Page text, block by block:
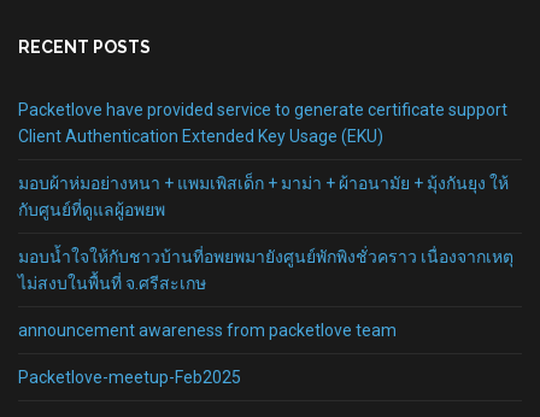
RECENT POSTS
Packetlove have provided service to generate certificate support
Client Authentication Extended Key Usage (EKU)
มอบผ้าห่มอย่างหนา + แพมเพิสเด็ก + มาม่า + ผ้าอนามัย + มุ้งกันยุง ให้
กับศูนย์ที่ดูแลผู้อพยพ
มอบน้ำใจให้กับชาวบ้านที่อพยพมายังศูนย์พักพิงชั่วคราว เนื่องจากเหตุ
ไม่สงบในพื้นที่ จ.ศรีสะเกษ
announcement awareness from packetlove team
Packetlove-meetup-Feb2025